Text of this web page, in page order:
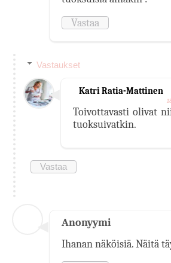
Vastaa
Vastaukset
Katri Ratia-Mattinen
Toivottavasti olivat
tuoksuivatkin.
Vastaa
Anonyymi
Ihanan näköisiä. Näitä